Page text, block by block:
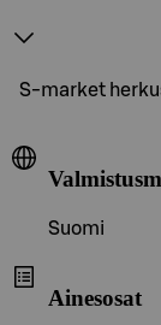
S-market
Suomi
Ainesosat